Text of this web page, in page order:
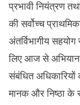
प्रभावी नियंत्रण
की सर्वोच्च
अंतर्विभागीय
लिए आज से अभियान
संबंधित अधिकारियों
मानक और निष्ठा के